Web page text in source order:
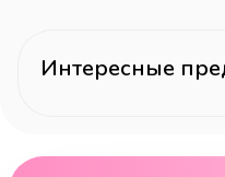
Интересные